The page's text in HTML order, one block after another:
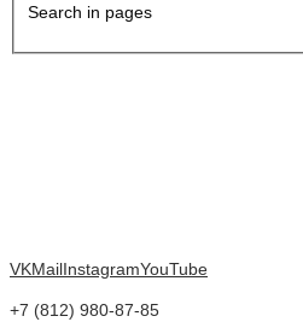
Search in pages
VKMailInstagramYouTube
+7 (812) 980-87-85